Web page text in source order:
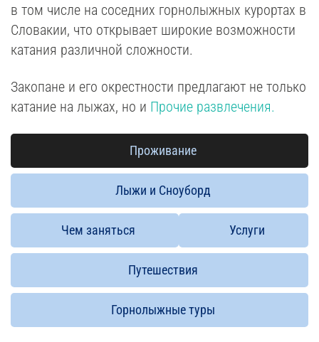
в том числе на соседних горнолыжных курортах в
Словакии, что открывает широкие возможности
катания различной сложности.
Закопане и его окрестности предлагают не только
катание на лыжах, но и Прочие развлечения.
Проживание
Лыжи и Сноуборд
Чем заняться Услуги
Путешествия
Горнолыжные туры